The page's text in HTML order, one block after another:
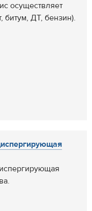
осуществляет
битум, ДТ, бензин).